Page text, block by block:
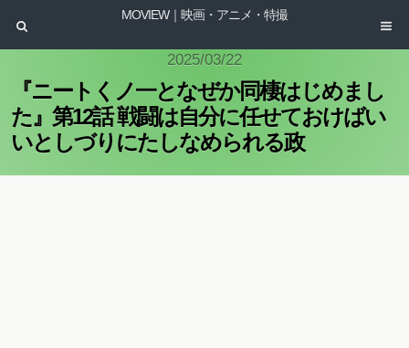
MOVIEW｜映画・アニメ・特撮
2025/03/22
『ニートくノ一となぜか同棲はじめまし
た』第12話 戦闘は自分に任せておけばい
いとしづりにたしなめられる政